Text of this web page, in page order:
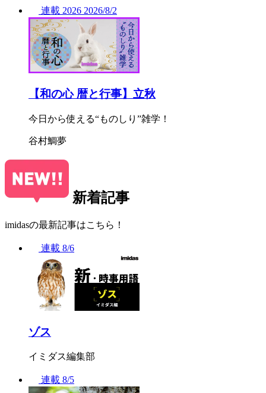
連載 2026 2026/8/2
【和の心 暦と行事】立秋
今日から使える“ものしり”雑学！
谷村鯛夢
新着記事
imidasの最新記事はこちら！
連載 8/6
ゾス
イミダス編集部
連載 8/5